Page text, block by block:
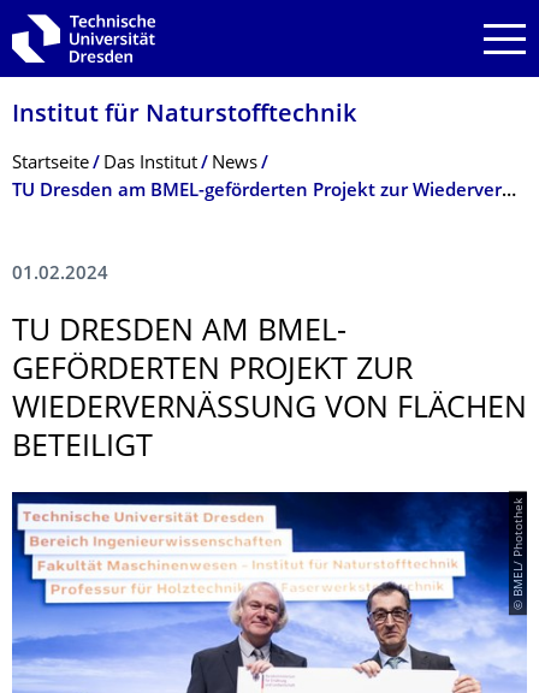
Zur Hauptnavigation springen
Zur Suche springen
Zum Inhalt springen
Institut für Naturstofftechnik
Breadcrumb-Menü
Startseite Das Institut
News
TU Dresden am BMEL-geförderten Projekt zur Wiedervernässung von Flächen beteiligt
01.02.2024
TU DRESDEN AM BMEL-
GEFÖRDERTEN PROJEKT ZUR
WIEDERVERNÄS­SUNG VON FLÄCHEN
BETEILIGT
© BMEL/ Photothek